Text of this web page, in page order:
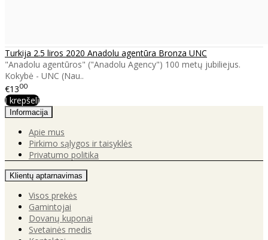
Turkija 2.5 liros 2020 Anadolu agentūra Bronza UNC
"Anadolu agentūros" ("Anadolu Agency") 100 metų jubiliejus.
Kokybė - UNC (Nau..
€1300
Į krepšelį
Informacija
Apie mus
Pirkimo sąlygos ir taisyklės
Privatumo politika
Klientų aptarnavimas
Visos prekės
Gamintojai
Dovanų kuponai
Svetainės medis